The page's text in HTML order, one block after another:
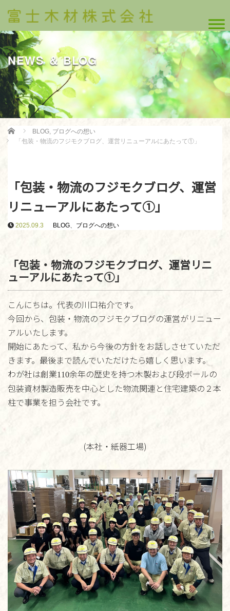
NEWS ＆ BLOG
Home BLOG, ブログへの想い
「包装・物流のフジモクブログ、運営リニューアルにあたって①」
「包装・物流のフジモクブログ、運営
リニューアルにあたって①」
2025.09.3 BLOG、 ブログへの想い
「包装・物流のフジモクブログ、運営リニ
ューアルにあたって①」
こんにちは。代表の川口祐介です。
今回から、包装・物流のフジモクブログの運営がリニュー
アルいたします。
開始にあたって、私から今後の方針をお話しさせていただ
きます。最後まで読んでいただけたら嬉しく思います。
わが社は創業110余年の歴史を持つ木製および段ボールの
包装資材製造販売を中心とした物流関連と住宅建築の２本
柱で事業を担う会社です。
(本社・紙器工場)